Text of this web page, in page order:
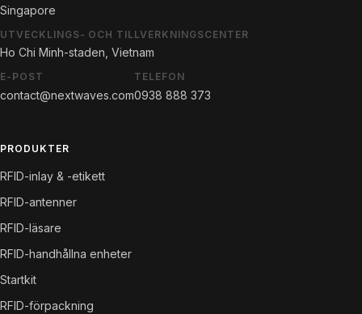
Singapore
UTVECKLINGS- OCH TILLVERKNINGSCENTER
Ho Chi Minh-staden, Vietnam
E-POST
contact@nextwaves.com
TELEFON
0938 888 373
PRODUKTER
RFID-inlay & -etikett
RFID-antenner
RFID-läsare
RFID-handhållna enheter
Startkit
RFID-förpackning